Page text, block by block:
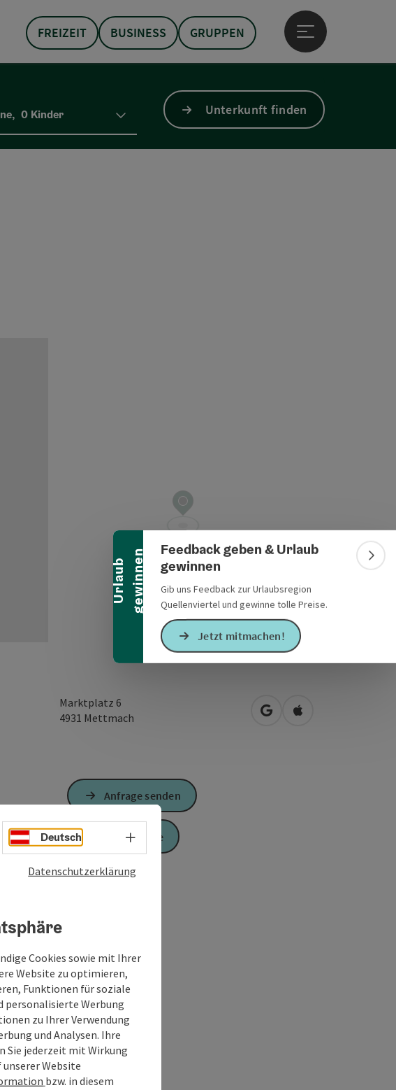
U
r
l
a
u
b
g
e
w
i
n
n
e n
Banner einklappen
Feedback geben & Urlaub
gewinnen
Gib uns Feedback zur Urlaubsregion
Quellenviertel und gewinne tolle Preise.
Jetzt mitmachen!
FREIZEIT BUSINESS GRUPPEN
Hauptmenü öffnen
, 0 Kinder Unterkunft finden
Marktplatz 6
4931 Mettmach in Google Maps öffnen
in Apple Maps
viele
Anfrage senden
Zur Website
Deutsch Sprachwahl - Menü öffnen
Datenschutzerklärung
Cookies sowie mit Ihrer
Website zu optimieren,
Funktionen für soziale
personalisierte Werbung
zu Ihrer Verwendung
und Analysen. Ihre
Sie jederzeit mit Wirkung
Website
bzw. in diesem